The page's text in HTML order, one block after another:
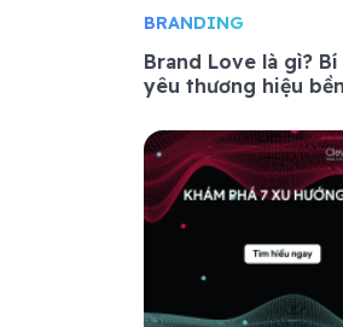
BRANDING
Brand Love là gì?
yêu thương hiệu